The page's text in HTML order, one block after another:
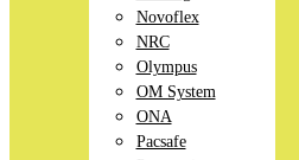
Novoflex
NRC
Olympus
OM System
ONA
Pacsafe